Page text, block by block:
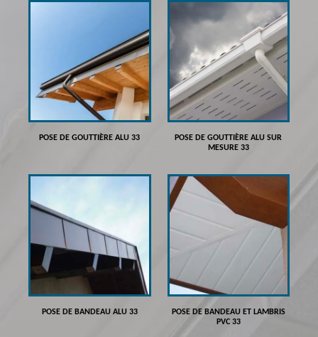
POSE DE GOUTTIÈRE ALU 33
POSE DE GOUTTIÈRE ALU SUR
MESURE 33
POSE DE BANDEAU ALU 33
POSE DE BANDEAU ET LAMBRIS
PVC 33